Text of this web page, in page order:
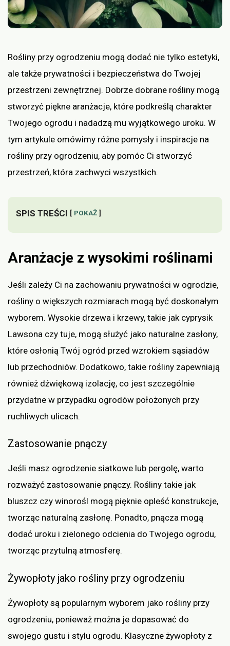
Rośliny przy ogrodzeniu mogą dodać nie tylko estetyki,
ale także prywatności i bezpieczeństwa do Twojej
przestrzeni zewnętrznej. Dobrze dobrane rośliny mogą
stworzyć piękne aranżacje, które podkreślą charakter
Twojego ogrodu i nadadzą mu wyjątkowego uroku. W
tym artykule omówimy różne pomysły i inspiracje na
rośliny przy ogrodzeniu, aby pomóc Ci stworzyć
przestrzeń, która zachwyci wszystkich.
SPIS TREŚCI POKAŻ
Aranżacje z wysokimi roślinami
Jeśli zależy Ci na zachowaniu prywatności w ogrodzie,
rośliny o większych rozmiarach mogą być doskonałym
wyborem. Wysokie drzewa i krzewy, takie jak cyprysik
Lawsona czy tuje, mogą służyć jako naturalne zasłony,
które osłonią Twój ogród przed wzrokiem sąsiadów
lub przechodniów. Dodatkowo, takie rośliny zapewniają
również dźwiękową izolację, co jest szczególnie
przydatne w przypadku ogrodów położonych przy
ruchliwych ulicach.
Zastosowanie pnączy
Jeśli masz ogrodzenie siatkowe lub pergolę, warto
rozważyć zastosowanie pnączy. Rośliny takie jak
bluszcz czy winorośl mogą pięknie opleść konstrukcje,
tworząc naturalną zasłonę. Ponadto, pnącza mogą
dodać uroku i zielonego odcienia do Twojego ogrodu,
tworząc przytulną atmosferę.
Żywopłoty jako rośliny przy ogrodzeniu
Żywopłoty są popularnym wyborem jako rośliny przy
ogrodzeniu, ponieważ można je dopasować do
swojego gustu i stylu ogrodu. Klasyczne żywopłoty z